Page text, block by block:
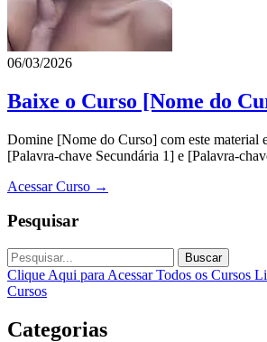
06/03/2026
Baixe o Curso [Nome do
Domine [Nome do Curso] com este material
[Palavra-chave Secundária 1] e [Palavra-
Acessar Curso →
Pesquisar
Buscar
Clique Aqui para Acessar Todos os Cursos
Cursos
Categorias